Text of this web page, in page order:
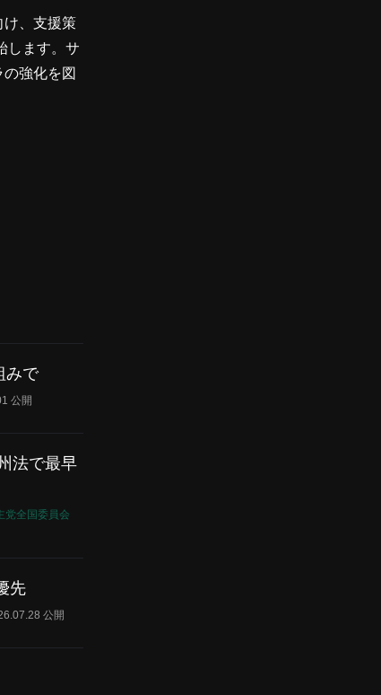
け、支援策
します。サ
強化を図
みで
公開
法で最早
党全国委員会
先
公開